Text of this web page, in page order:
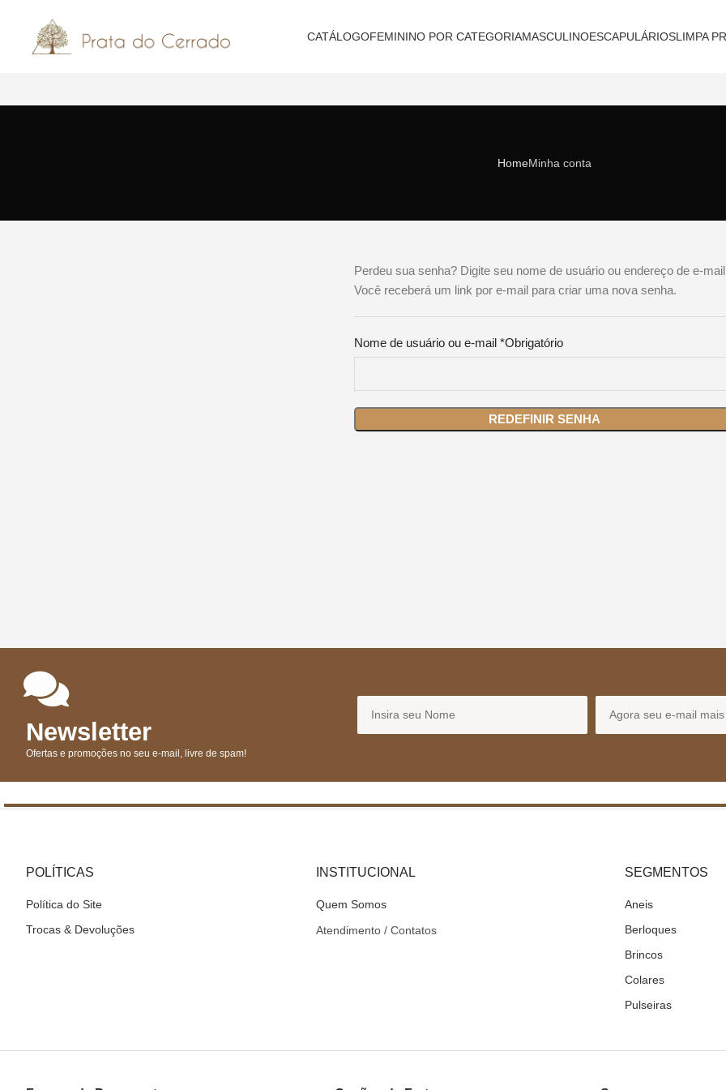
CATÁLOGOFEMININO POR CATEGORIAMASCULINOESCAPULÁRIOSLIMPA
HomeMinha conta
Perdeu sua senha? Digite seu nome de usuário ou endereço de e-
Você receberá um link por e-mail para criar uma nova senha.
Nome de usuário ou e-mail *Obrigatório
REDEFINIR SENHA
Newsletter
Ofertas e promoções no seu e-mail, livre de spam!
POLÍTICAS
Política do Site
Trocas & Devoluções
INSTITUCIONAL
Quem Somos
Atendimento / Contatos
SEGMENTOS
Aneis
Berloques
Brincos
Colares
Pulseiras